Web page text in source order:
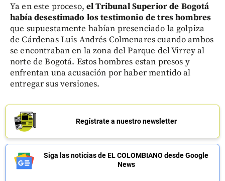
Ya en este proceso, el Tribunal Superior de Bogotá
había desestimado los testimonio de tres hombres
que supuestamente habían presenciado la golpiza
de Cárdenas Luis Andrés Colmenares cuando ambos
se encontraban en la zona del Parque del Virrey al
norte de Bogotá. Estos hombres estan presos y
enfrentan una acusación por haber mentido al
entregar sus versiones.
Regístrate a nuestro newsletter
Siga las noticias de EL COLOMBIANO desde Google
News